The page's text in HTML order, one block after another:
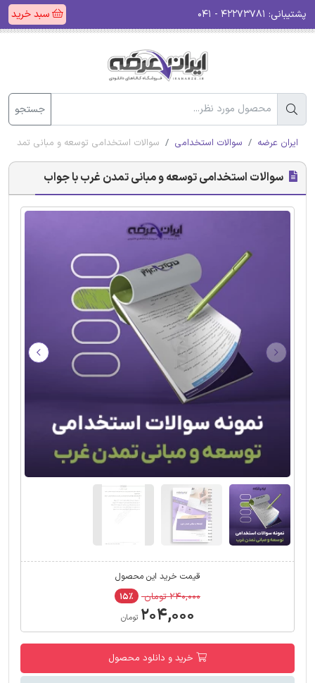
پشتیبانی: سبد خرید
جستجو
ایران عرضه سوالات استخدامی سوالات استخدامی توسعه و مبانی تمدن
سوالات استخدامی توسعه و مبانی تمدن غرب با جواب
قیمت خرید این محصول
۲۴۰,۰۰۰ تومان ۱۵٪
۲۰۴,۰۰۰ تومان
خرید و دانلود محصول